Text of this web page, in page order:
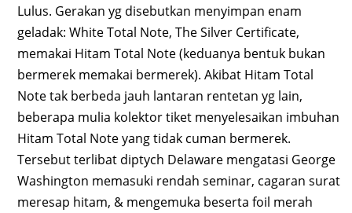
Lulus. Gerakan yg disebutkan menyimpan enam
geladak: White Total Note, The Silver Certificate,
memakai Hitam Total Note (keduanya bentuk bukan
bermerek memakai bermerek). Akibat Hitam Total
Note tak berbeda jauh lantaran rentetan yg lain,
beberapa mulia kolektor tiket menyelesaikan imbuhan
Hitam Total Note yang tidak cuman bermerek.
Tersebut terlibat diptych Delaware mengatasi George
Washington memasuki rendah seminar, cagaran surat
meresap hitam, & mengemuka beserta foil merah